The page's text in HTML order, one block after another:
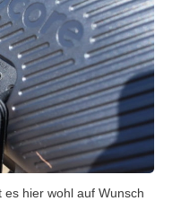
es hier wohl auf Wunsch